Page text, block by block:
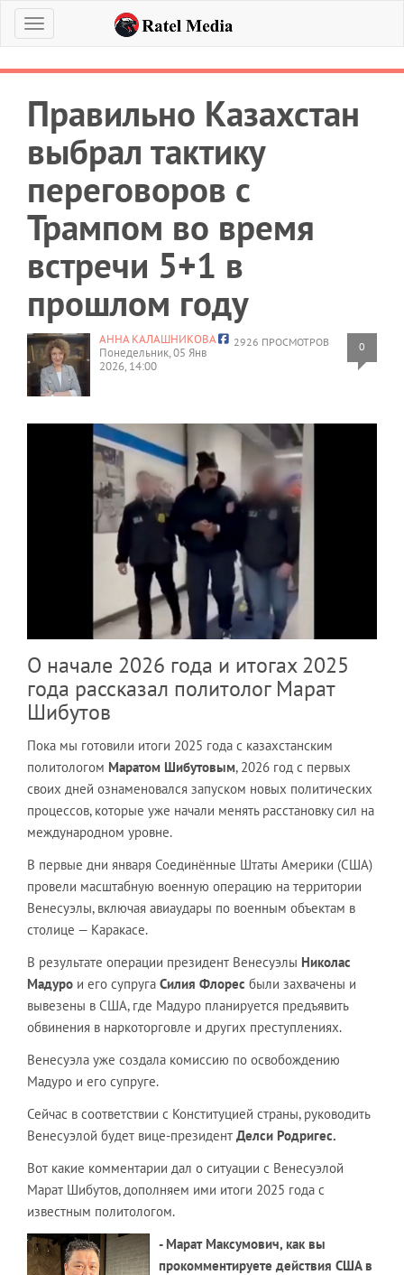
Меню
Правильно Казахстан
выбрал тактику
переговоров с
Трампом во время
встречи 5+1 в
прошлом году
2926 ПРОСМОТРОВ 0
АННА КАЛАШНИКОВА
Понедельник, 05 Янв
2026, 14:00
О начале 2026 года и итогах 2025
года рассказал политолог Марат
Шибутов
Пока мы готовили итоги 2025 года с казахстанским
политологом Маратом Шибутовым, 2026 год с первых
своих дней ознаменовался запуском новых политических
процессов, которые уже начали менять расстановку сил на
международном уровне.
В первые дни января Соединённые Штаты Америки (США)
провели масштабную военную операцию на территории
Венесуэлы, включая авиаудары по военным объектам в
столице — Каракасе.
В результате операции президент Венесуэлы Николас
Мадуро и его супруга Силия Флорес были захвачены и
вывезены в США, где Мадуро планируется предъявить
обвинения в наркоторговле и других преступлениях.
Венесуэла уже создала комиссию по освобождению
Мадуро и его супруге.
Сейчас в соответствии с Конституцией страны, руководить
Венесуэлой будет вице-президент Делси Родригес.
Вот какие комментарии дал о ситуации с Венесуэлой
Марат Шибутов, дополняем ими итоги 2025 года с
известным политологом.
- Марат Максумович, как вы
прокомментируете действия США в